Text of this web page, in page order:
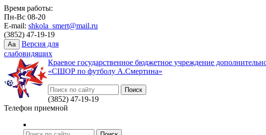
Время работы:
Пн-Вс 08-20
E-mail: shkola_smert@mail.ru
(3852) 47-19-19
Aa
Версия для
слабовидящих
Краевое государственное бюджетное учреждение
«СШОР по футболу А.Смертина»
(3852) 47-19-19
Телефон приемной